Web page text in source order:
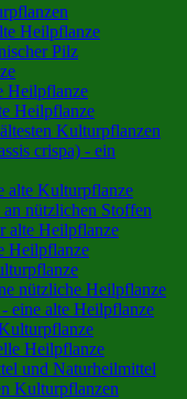
Heilpflanze
Pilz
Heilpflanze
Heilpflanze
Kulturpflanzen
crispa) - ein
alte Kulturpflanze
nützlichen Stoffen
alte Heilpflanze
Heilpflanze
nützliche Heilpflanze
eine alte Heilpflanze
Heilpflanze
und Naturheilmittel
Kulturpflanzen